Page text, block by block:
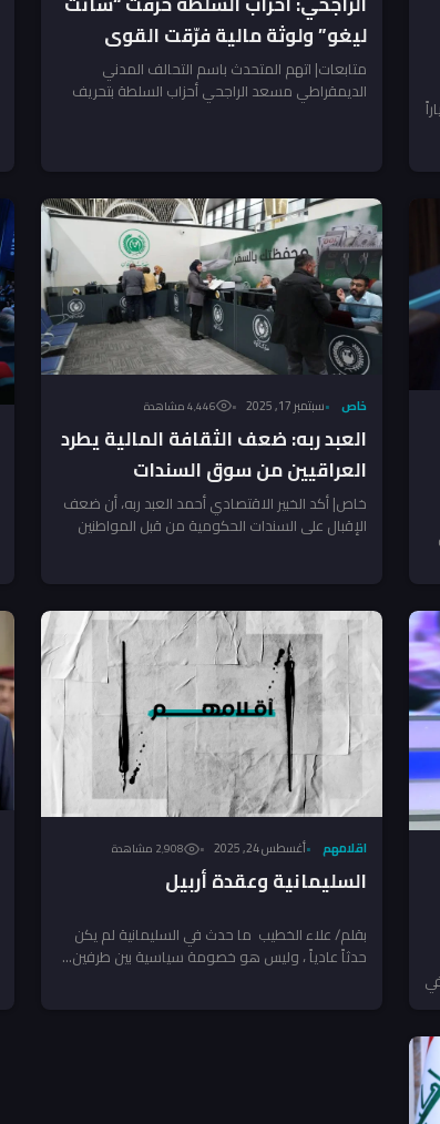
ليغو” ولوثة مالية فرّقت القوى
المدنية
متابعات| اتهم المتحدث باسم التحالف المدني
الديمقراطي مسعد الراجحي أحزاب السلطة بتحريف
خاص سبتمبر 17, 2025 4٬446 مشاهدة
العبد ربه: ضعف الثقافة المالية يطرد
العراقيين من سوق السندات
خاص| أكد الخبير الاقتصادي أحمد العبد ربه، أن ضعف
الإقبال على السندات الحكومية من قبل المواطنين
اقلامهم أغسطس 24, 2025 2٬908 مشاهدة
السليمانية وعقدة أربيل
بقلم/ علاء الخطيب ما حدث في السليمانية لم يكن
حدثاً عادياً ، وليس هو خصومة سياسية بين طرفين...